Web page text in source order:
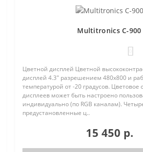
Multitronics C-900
Цветной дисплей Цветной
дисплей 4.3" разрешением 480х800 и
температурой от -20 градусов.
дисплеев может быть настроено
индивидуально (по RGB каналам).
предустановленные ц..
15 450 р.